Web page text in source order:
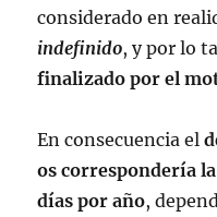
considerado en
indefinido, y por lo
finalizado por el
En consecuencia el
os correspondería la
días por año,